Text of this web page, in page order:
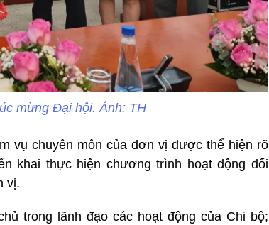
mừng Đại hội. Ảnh: TH
vụ chuyên môn của đơn vị được thể hiện rõ
khai thực hiện chương trình hoạt động đối
vị.
trong lãnh đạo các hoạt động của Chi bộ;